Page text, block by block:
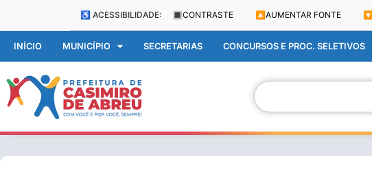
♿ ACESSIBILIDADE: 🔳 CONTRASTE 🔼 AUMENTAR FONTE 🔽
INÍCIO MUNICÍPIO SECRETARIAS CONCURSOS E PROC. SELETIVOS